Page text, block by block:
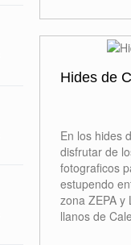
Hides de
En los hides
disfrutar de
fotograficos
estupendo
zona ZEPA y
llanos de